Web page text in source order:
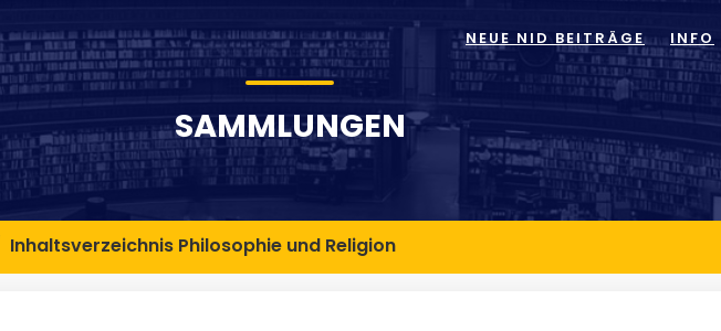
NEUE NID BEITRÄGE INFO
SAMMLUNGEN
Inhaltsverzeichnis Philosophie und Religion